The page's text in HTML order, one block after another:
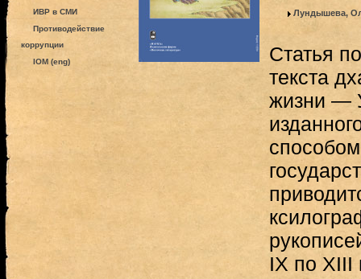
ИВР в СМИ
Противодействие
коррупции
IOM (eng)
Лундышева,
Статья
текста
жизни —
IX по XIII